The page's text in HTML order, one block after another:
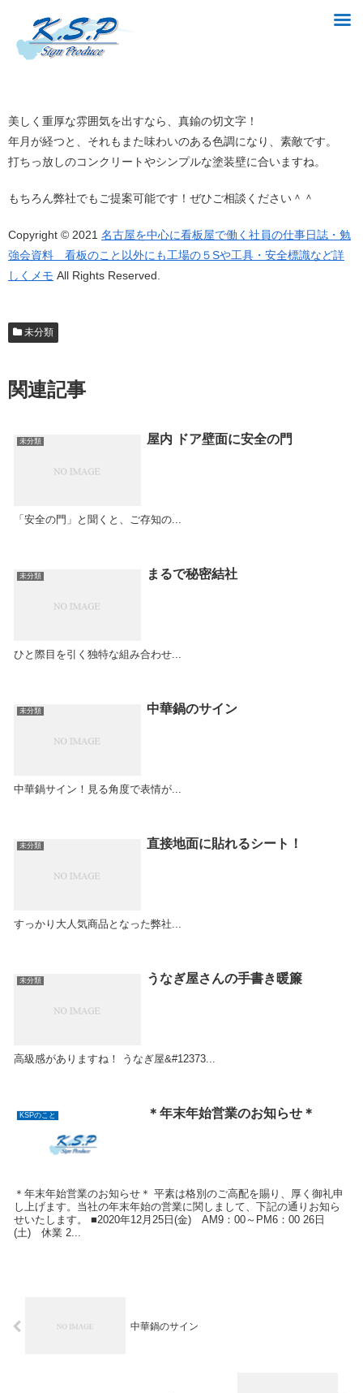
美しく重厚な雰囲気を出すなら、真鍮の切文字！
年月が経つと、それもまた味わいのある色調になり、素敵です。
打ちっ放しのコンクリートやシンプルな塗装壁に合いますね。
もちろん弊社でもご提案可能です！ぜひご相談ください＾＾
Copyright © 2021 名古屋を中心に看板屋で働く社員の仕事日誌・勉
強会資料 看板のこと以外にも工場の５Sや工具・安全標識など詳
しくメモ All Rights Reserved.
未分類
関連記事
未分類 屋内 ドア壁面に安全の門
「安全の門」と聞くと、ご存知の...
未分類 まるで秘密結社
ひと際目を引く独特な組み合わせ...
未分類 中華鍋のサイン
中華鍋サイン！見る角度で表情が...
未分類 直接地面に貼れるシート！
すっかり大人気商品となった弊社...
未分類 うなぎ屋さんの手書き暖簾
高級感がありますね！ うなぎ屋&#12373...
KSPのこと ＊年末年始営業のお知らせ＊
＊年末年始営業のお知らせ＊ 平素は格別のご高配を賜り、厚く御礼申
し上げます。当社の年末年始の営業に関しまして、下記の通りお知ら
せいたします。 ■2020年12月25日(金) AM9：00～PM6：00 26日
(土) 休業 2...
中華鍋のサイン